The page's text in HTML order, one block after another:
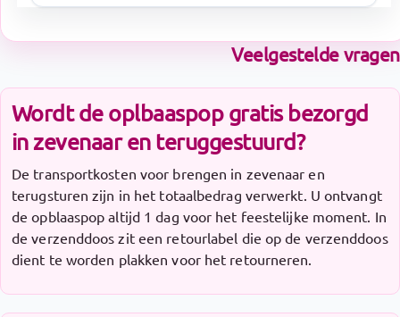
Veelgestelde vragen
Wordt de oplbaaspop gratis bezorgd
in zevenaar en teruggestuurd?
De transportkosten voor brengen in zevenaar en
terugsturen zijn in het totaalbedrag verwerkt. U ontvangt
de opblaaspop altijd 1 dag voor het feestelijke moment. In
de verzenddoos zit een retourlabel die op de verzenddoos
dient te worden plakken voor het retourneren.